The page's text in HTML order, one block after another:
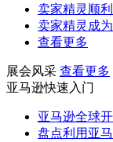
卖家精灵顺
卖家精灵成
查看更多
展会风采 查看更多
亚马逊快速入门
亚马逊全球
盘点利用亚